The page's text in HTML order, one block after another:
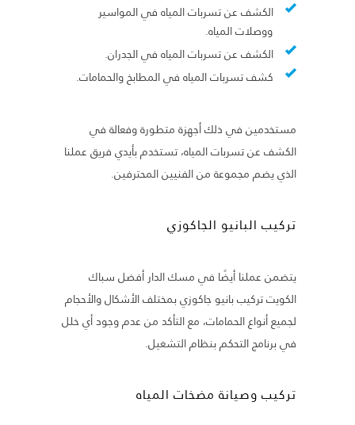
الكشف عن تسربات المياه في المواسير
ووصلات المياه.
الكشف عن تسربات المياه في الجدران.
كشف تسربات المياه في المطابخ والحمامات.
مستخدمين في ذلك أجهزة متطورة وفعالة في
الكشف عن تسربات المياه، تستخدم بأيدي فريق عملنا
الذي يضم مجموعة من الفنيين المحترفين.
تركيب البانيو الجاكوزي
يتضمن عملنا أيضًا في مسك الدار أفضل سباك
الكويت تركيب بانيو جاكوزي بمختلف الأشكال والأحجام
لجميع أنواع الحمامات، مع التأكد من عدم وجود أي خلل
في برنامج التحكم بنظام التشغيل.
تركيب وصيانة مضخات المياه